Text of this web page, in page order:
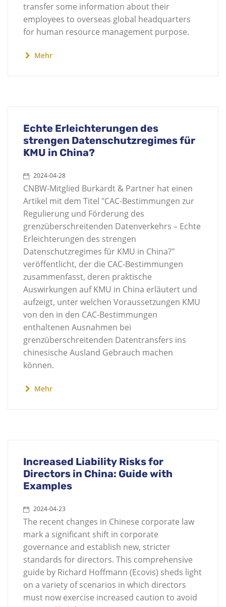
transfer some information about their
employees to overseas global headquarters
for human resource management purpose.
Mehr
Echte Erleichterungen des
strengen Datenschutzregimes für
KMU in China?
2024-04-28
CNBW-Mitglied Burkardt & Partner hat einen
Artikel mit dem Titel "CAC-Bestimmungen zur
Regulierung und Förderung des
grenzüberschreitenden Datenverkehrs – Echte
Erleichterungen des strengen
Datenschutzregimes für KMU in China?"
veröffentlicht, der die CAC-Bestimmungen
zusammenfasst, deren praktische
Auswirkungen auf KMU in China erläutert und
aufzeigt, unter welchen Voraussetzungen KMU
von den in den CAC-Bestimmungen
enthaltenen Ausnahmen bei
grenzüberschreitenden Datentransfers ins
chinesische Ausland Gebrauch machen
können.
Mehr
Increased Liability Risks for
Directors in China: Guide with
Examples
2024-04-23
The recent changes in Chinese corporate law
mark a significant shift in corporate
governance and establish new, stricter
standards for directors. This comprehensive
guide by Richard Hoffmann (Ecovis) sheds light
on a variety of scenarios in which directors
must now exercise increased caution to avoid